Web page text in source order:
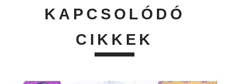
KAPCSOLÓDÓ
CIKKEK